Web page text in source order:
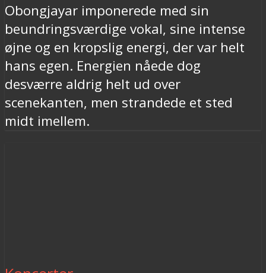
Obongjayar imponerede med sin
beundringsværdige vokal, sine intense
øjne og en kropslig energi, der var helt
hans egen. Energien nåede dog
desværre aldrig helt ud over
scenekanten, men strandede et sted
midt imellem.